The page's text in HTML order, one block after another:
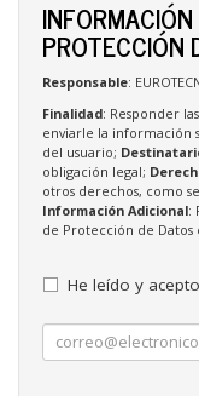
PROTECCIÓN
Responsable:
Finalidad: Responder
enviarle la información
del usuario;
obligación legal;
otros derechos, como
Información Adicional:
de Protección de Datos
He leído y